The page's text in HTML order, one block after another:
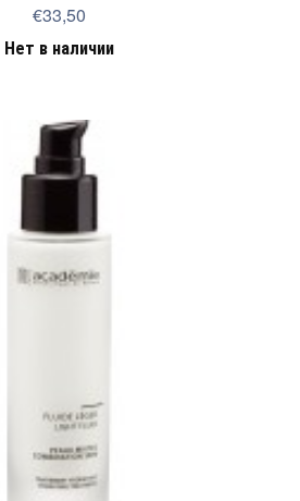
€33,50
Нет в наличии